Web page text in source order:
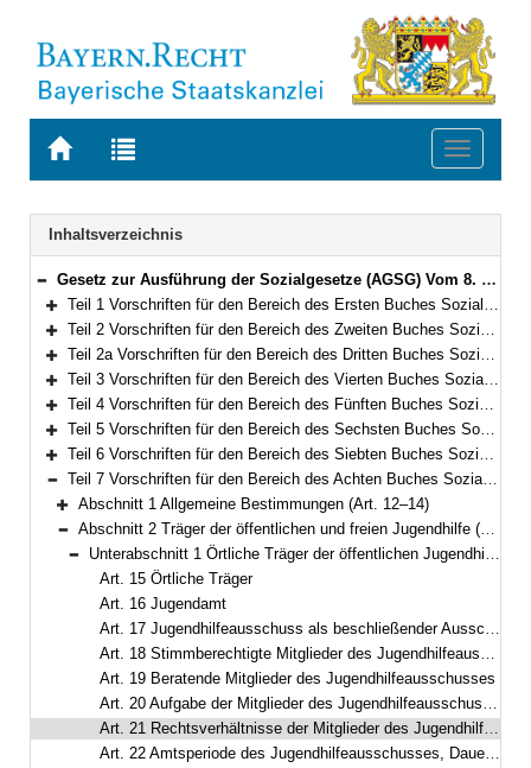
Zur
BAYERN.RECHT
Zur
letzten
Suche
Toggle
Navigation
Inhaltsverzeichnis
Bereich reduzieren
Gesetz zur Ausführung der Sozialgesetze (AGSG) Vom 8. Dezember 2006 (GVBl. S. 942) BayRS 86-7-A/G (Art. 1–122)
Bereich erweitern
Teil 1 Vorschriften für den Bereich des Ersten Buches Sozialgesetzbuch – Allgemeiner Teil – (Art. 1)
Bereich erweitern
Teil 2 Vorschriften für den Bereich des Zweiten Buches Sozialgesetzbuch – Grundsicherung für Arbeitsuchende – (Art. 2–3)
Bereich erweitern
Teil 2a Vorschriften für den Bereich des Dritten Buches Sozialgesetzbuch – Arbeitsförderung – (Art. 4–5a)
Bereich erweitern
Teil 3 Vorschriften für den Bereich des Vierten Buches Sozialgesetzbuch – Gemeinsame Vorschriften für die Sozialversicherung – (Art. 6–8)
Bereich erweitern
Teil 4 Vorschriften für den Bereich des Fünften Buches Sozialgesetzbuch – Gesetzliche Krankenversicherung – (Art. 9)
Bereich erweitern
Teil 5 Vorschriften für den Bereich des Sechsten Buches Sozialgesetzbuch – Gesetzliche Rentenversicherung– (Art. 10–10a)
Bereich erweitern
Teil 6 Vorschriften für den Bereich des Siebten Buches Sozialgesetzbuch – Gesetzliche Unfallversicherung – (Art. 11)
Bereich reduzieren
Teil 7 Vorschriften für den Bereich des Achten Buches Sozialgesetzbuch – Kinder- und Jugendhilfe – und für weitere Regelungen des Kinder- und Jugendhilferechts (Art. 12–66)
Bereich erweitern
Abschnitt 1 Allgemeine Bestimmungen (Art. 12–14)
Bereich reduzieren
Abschnitt 2 Träger der öffentlichen und freien Jugendhilfe (Art. 15–33)
Bereich reduzieren
Unterabschnitt 1 Örtliche Träger der öffentlichen Jugendhilfe, Jugendamt (Art. 15–23)
Art. 15 Örtliche Träger
Art. 16 Jugendamt
Art. 17 Jugendhilfeausschuss als beschließender Ausschuss, Vorsitz
Art. 18 Stimmberechtigte Mitglieder des Jugendhilfeausschusses
Art. 19 Beratende Mitglieder des Jugendhilfeausschusses
Art. 20 Aufgabe der Mitglieder des Jugendhilfeausschusses
Art. 21 Rechtsverhältnisse der Mitglieder des Jugendhilfeausschusses
Art. 22 Amtsperiode des Jugendhilfeausschusses, Dauer der Mitgliedschaft